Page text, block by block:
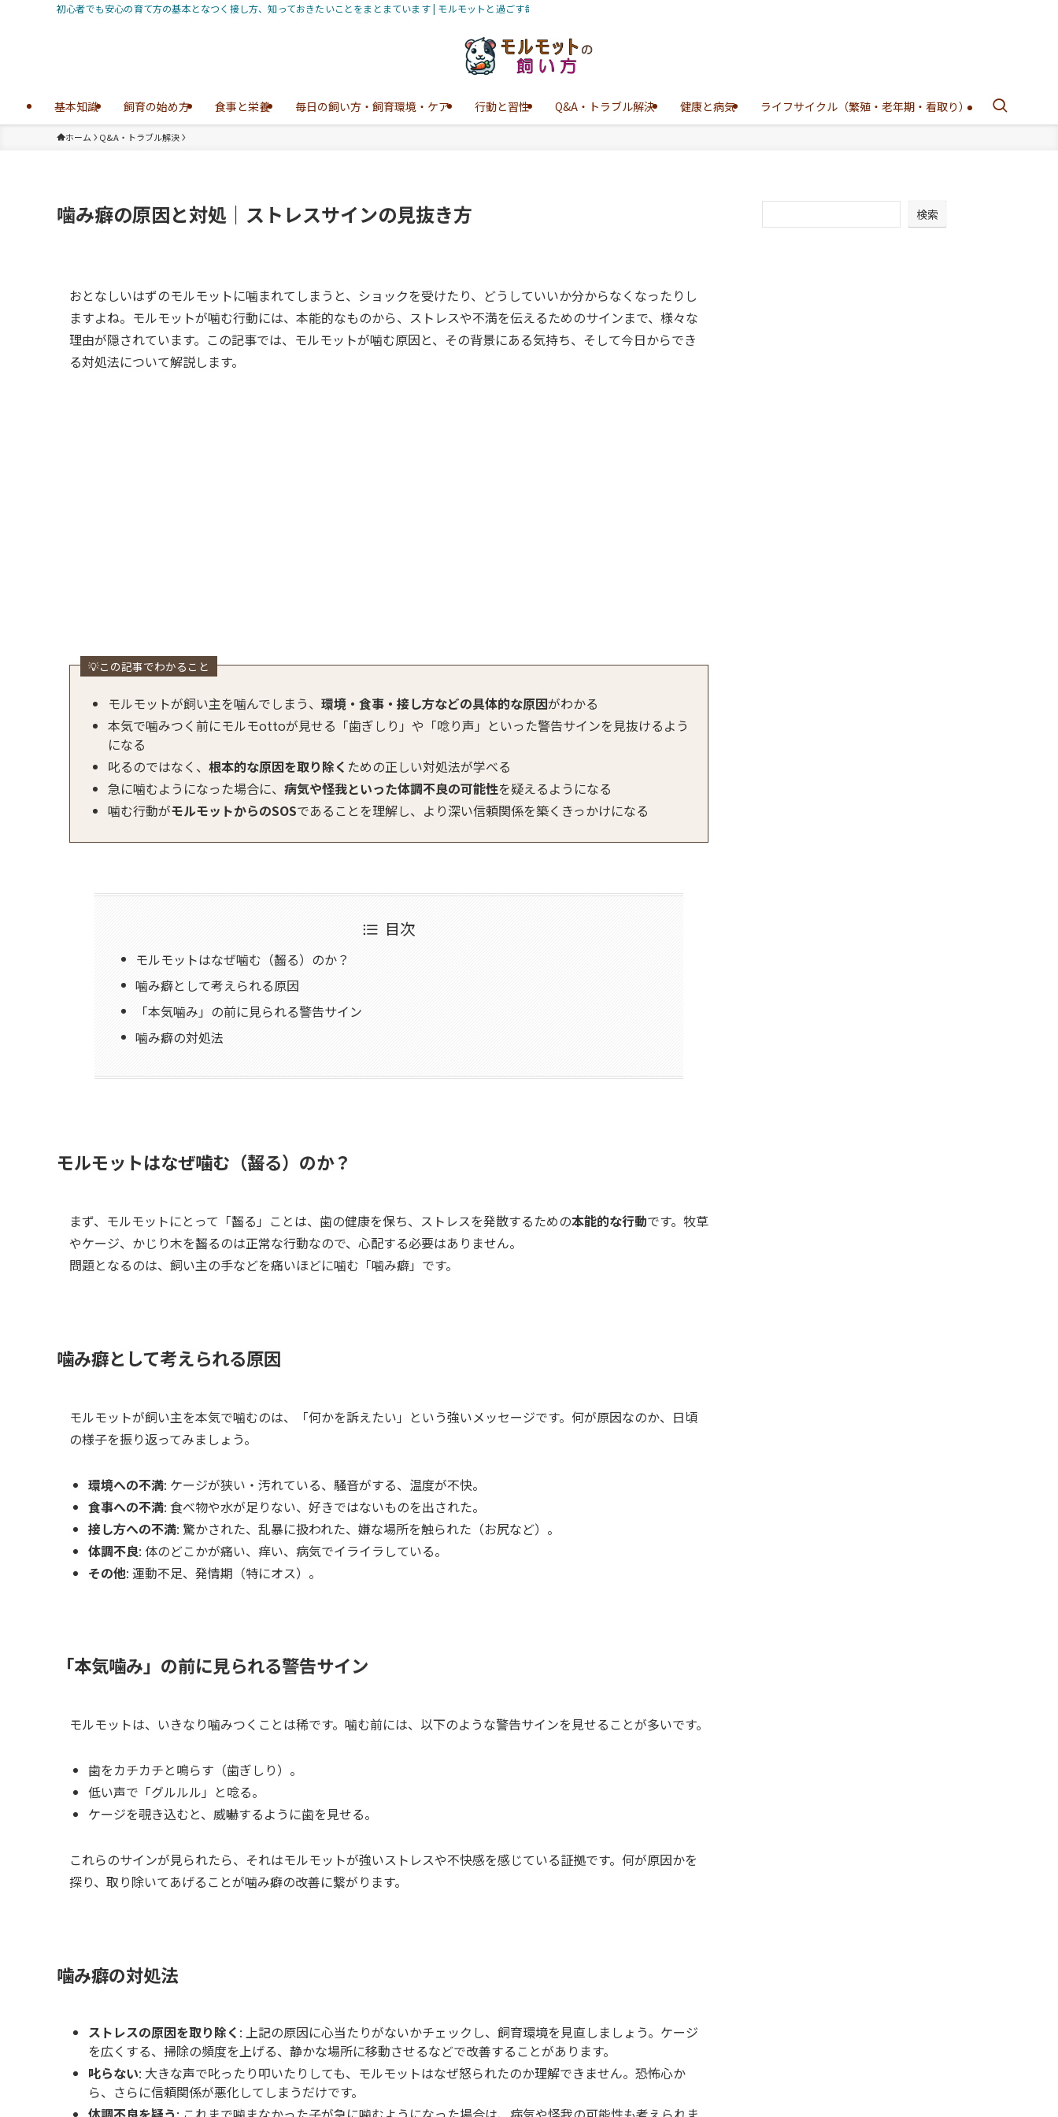
初心者でも安心の育て方の基本となつく接し方、知っておきたいことをまとまています | モルモットと過ごす毎日 - ほうき星
基本知識 飼育の始め方 食事と栄養 毎日の飼い方・飼育環境・ケア 行動と習性 Q&A・トラブル解決 健康と病気 ライフサイクル（繁殖・老年期・看取り）
ホーム Q&A・トラブル解決
噛み癖の原因と対処｜ストレスサインの見抜き方
おとなしいはずのモルモットに噛まれてしまうと、ショックを受けたり、どうしていいか分からなくなったりし
ますよね。モルモットが噛む行動には、本能的なものから、ストレスや不満を伝えるためのサインまで、様々な
理由が隠されています。この記事では、モルモットが噛む原因と、その背景にある気持ち、そして今日からでき
る対処法について解説します。
💡この記事でわかること
モルモットが飼い主を噛んでしまう、 環境・食事・接し方などの具体的な原因がわかる
本気で噛みつく前にモルモottoが見せる「歯ぎしり」や「唸り声」といった警告サインを見抜けるよう
になる
叱るのではなく、 根本的な原因を取り除く ための正しい対処法が学べる
急に噛むようになった場合に、 病気や怪我といった体調不良の可能性を疑えるようになる
噛む行動がモルモットからのSOSであることを理解し、より深い信頼関係を築くきっかけになる
目次
モルモットはなぜ噛む（齧る）のか？
噛み癖として考えられる原因
「本気噛み」の前に見られる警告サイン
噛み癖の対処法
モルモットはなぜ噛む（齧る）のか？
まず、モルモットにとって「齧る」ことは、歯の健康を保ち、ストレスを発散するための本能的な行動です。牧草
やケージ、かじり木を齧るのは正常な行動なので、心配する必要はありません。
問題となるのは、飼い主の手などを痛いほどに噛む「噛み癖」です。
噛み癖として考えられる原因
モルモットが飼い主を本気で噛むのは、「何かを訴えたい」という強いメッセージです。何が原因なのか、日頃
の様子を振り返ってみましょう。
環境への不満: ケージが狭い・汚れている、騒音がする、温度が不快。
食事への不満: 食べ物や水が足りない、好きではないものを出された。
接し方への不満: 驚かされた、乱暴に扱われた、嫌な場所を触られた（お尻など）。
体調不良: 体のどこかが痛い、痒い、病気でイライラしている。
その他: 運動不足、発情期（特にオス）。
「本気噛み」の前に見られる警告サイン
モルモットは、いきなり噛みつくことは稀です。噛む前には、以下のような警告サインを見せることが多いです。
歯をカチカチと鳴らす（歯ぎしり）。
低い声で「グルルル」と唸る。
ケージを覗き込むと、威嚇するように歯を見せる。
これらのサインが見られたら、それはモルモットが強いストレスや不快感を感じている証拠です。何が原因かを
探り、取り除いてあげることが噛み癖の改善に繋がります。
噛み癖の対処法
ストレスの原因を取り除く : 上記の原因に心当たりがないかチェックし、飼育環境を見直しましょう。ケージ
を広くする、掃除の頻度を上げる、静かな場所に移動させるなどで改善することがあります。
叱らない: 大きな声で叱ったり叩いたりしても、モルモットはなぜ怒られたのか理解できません。恐怖心か
ら、さらに信頼関係が悪化してしまうだけです。
検索